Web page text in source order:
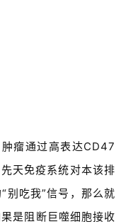
瘤通过高表达CD47
天免疫系统对本该排
别吃我”信号，那么就
是阻断巨噬细胞接收